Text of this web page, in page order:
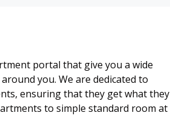
portal that give you a wide
you. We are dedicated to
ensuring that they get what they
to simple standard room at